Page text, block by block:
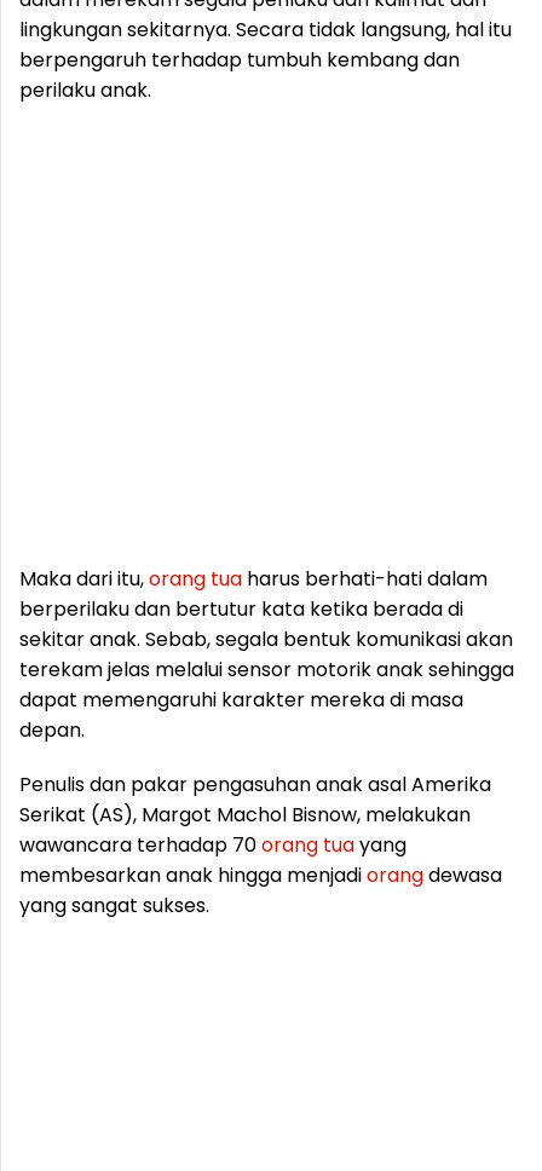
lingkungan sekitarnya. Secara tidak langsung, hal itu
berpengaruh terhadap tumbuh kembang dan
perilaku anak.
Maka dari itu,orang tua harus berhati-hati dalam
berperilaku dan bertutur kata ketika berada di
sekitar anak. Sebab, segala bentuk komunikasi akan
terekam jelas melalui sensor motorik anak sehingga
dapat memengaruhi karakter mereka di masa
depan.
Penulis dan pakar pengasuhan anak asal Amerika
Serikat (AS), Margot Machol Bisnow, melakukan
wawancara terhadap 70orang tuayang
membesarkan anak hingga menjadiorangdewasa
yang sangat sukses.